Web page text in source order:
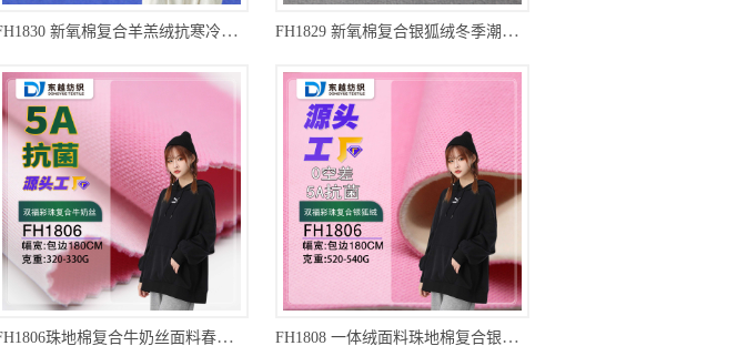
FH1830 新氧棉复合羊羔绒抗寒冷冬季加绒加厚羊毛绒外套面料 FH1829 新氧棉复合银狐绒冬季潮牌加绒卫衣卫裤套装面料
FH1806珠地棉复合牛奶丝面料春秋珠地棉卫衣布料厂家批发 FH1808 一体绒面料珠地棉复合银狐绒冬季男女装加绒卫衣卫裤珠地棉面料